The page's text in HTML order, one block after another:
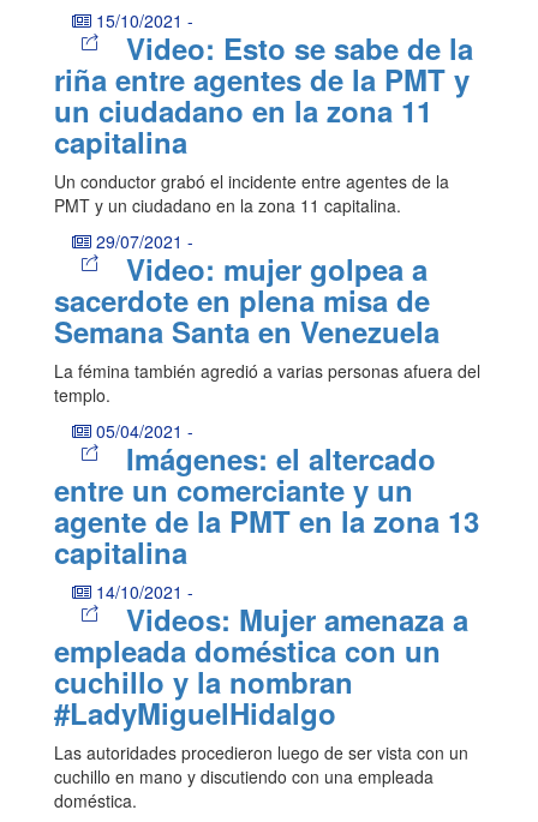
15/10/2021 -
Video: Esto se sabe de la
riña entre agentes de la PMT y
un ciudadano en la zona 11
capitalina
Un conductor grabó el incidente entre agentes de la
PMT y un ciudadano en la zona 11 capitalina.
29/07/2021 -
Video: mujer golpea a
sacerdote en plena misa de
Semana Santa en Venezuela
La fémina también agredió a varias personas afuera del
templo.
05/04/2021 -
Imágenes: el altercado
entre un comerciante y un
agente de la PMT en la zona 13
capitalina
14/10/2021 -
Videos: Mujer amenaza a
empleada doméstica con un
cuchillo y la nombran
#LadyMiguelHidalgo
Las autoridades procedieron luego de ser vista con un
cuchillo en mano y discutiendo con una empleada
doméstica.